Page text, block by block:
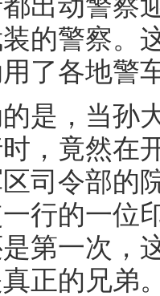
出动警察
的警察。
了各地警
，当孙大
，竟然在
司令部的
行的一位
第一次，
正的兄弟